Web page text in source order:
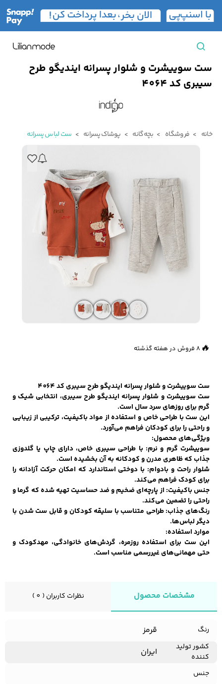
زنانه
بچه‌گانه
تجهیزات سفر
زیبایی و سلامت
مشاهده همه محصولات
پالتو مردانه
جوراب مردانه کت مردانه کاپشن و پافر مردانه
شلوارک مردانه ژاکت و پلیور مردانه
شلوار جین مردانه
شلوار پارچه ای
مردانه
کیف مردانه
کفش مردانه
ست سوییشرت و شلوار پسرانه ایندیگو طرح
سیبری کد 4064
خانه فروشگاه بچه‌گانه پوشاک پسرانه ست لباس پسرانه
ست سوییشرت و شلوار پسرانه ایندیگو طرح سیبری کد 4064
ست سوییشرت و شلوار پسرانه ایندیگو طرح سیبری، انتخابی شیک و
گرم برای روزهای سرد سال است.
این ست با طراحی خاص و استفاده از مواد باکیفیت، ترکیبی از زیبایی
و راحتی را برای کودکان فراهم می‌آورد.
ویژگی‌های محصول:
سوییشرت گرم و نرم: با طراحی سیبری خاص، دارای چاپ یا گلدوزی
جذاب که ظاهری مدرن و کودکانه به آن بخشیده است.
شلوار راحت و بادوام: با دوختی استاندارد که امکان حرکت آزادانه را
برای کودک فراهم می‌کند.
جنس باکیفیت: از پارچه‌ای ضخیم و ضد حساسیت تهیه شده که گرما و
راحتی را تضمین می‌کند.
رنگ‌های جذاب: طراحی متناسب با سلیقه کودکان و قابل ست شدن با
دیگر لباس‌ها.
موارد استفاده:
این ست برای استفاده روزمره، گردش‌های خانوادگی، مهدکودک و
حتی مهمانی‌های غیررسمی مناسب است.
👀 899 بازدید در ۲۴ ساعت گذشته
مشخصات محصول نظرات کاربران ( 0 )
رنگ قرمز
کشور تولید
کننده
ایران
جنس